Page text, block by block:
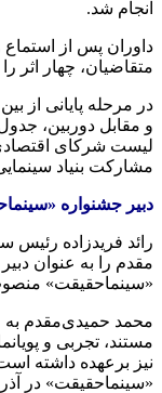
انجام شد.
داوران پس از استماع
متقاضیان، چهار اثر
در مرحله پایانی از
و مقابل دوربین،
لیست شرکای
مشارکت بنیاد
دبیر جشنواره
رائد فریدزاده
مقدم را به عنوان
«سینماحقیقت»
محمد حمیدی‌مقدم
مستند، تجربی و
نیز برعهده داشته
«سینماحقیقت» در